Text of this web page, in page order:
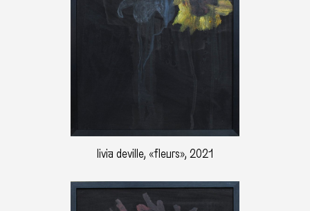
livia deville, «fleurs», 2021